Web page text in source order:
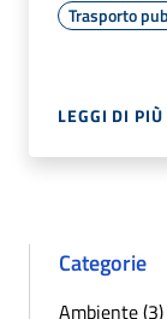
Trasporto
LEGGI DI PIÙ
Categorie
Ambiente (3)